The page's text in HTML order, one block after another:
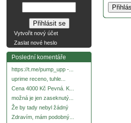
Vytvořit nový účet
Zaslat nové heslo
Poslední komentáře
https://t.me/pump_upp -...
uprime receno, tuhle...
Cena 4000 Kč Pevná. K...
možná je jen zaseknutý...
Že by tady nebyl žádný
Zdravím, mám podobný...